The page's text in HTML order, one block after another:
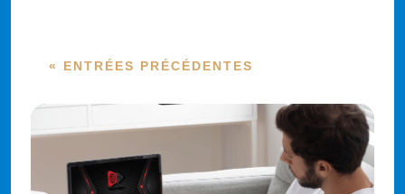
« ENTRÉES PRÉCÉDENTES